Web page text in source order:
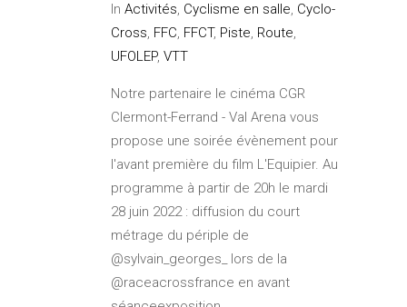
In Activités, Cyclisme en salle, Cyclo-
Cross, FFC, FFCT, Piste, Route,
UFOLEP, VTT
Notre partenaire le cinéma CGR
Clermont-Ferrand - Val Arena vous
propose une soirée évènement pour
l'avant première du film L'Equipier. Au
programme à partir de 20h le mardi
28 juin 2022 : diffusion du court
métrage du périple de
@sylvain_georges_ lors de la
@raceacrossfrance en avant